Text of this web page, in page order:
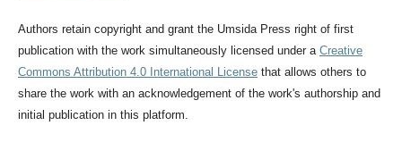
Authors retain copyright and grant the Umsida Press right of first
publication with the work simultaneously licensed under a Creative
Commons Attribution 4.0 International Licensethat allows others to
share the work with an acknowledgement of the work's authorship and
initial publication in this platform.